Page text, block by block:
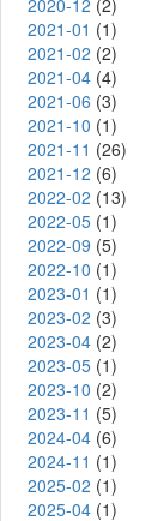
2020-12 (2)
2021-01 (1)
2021-02 (2)
2021-04 (4)
2021-06 (3)
2021-10 (1)
2021-11 (26)
2021-12 (6)
2022-02 (13)
2022-05 (1)
2022-09 (5)
2022-10 (1)
2023-01 (1)
2023-02 (3)
2023-04 (2)
2023-05 (1)
2023-10 (2)
2023-11 (5)
2024-04 (6)
2024-11 (1)
2025-02 (1)
2025-04 (1)